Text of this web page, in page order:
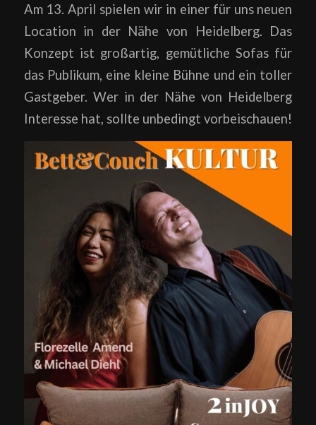
Am 13. April spielen wir in einer für uns neuen
Location in der Nähe von Heidelberg. Das
Konzept ist großartig, gemütliche Sofas für
das Publikum, eine kleine Bühne und ein toller
Gastgeber. Wer in der Nähe von Heidelberg
Interesse hat, sollte unbedingt vorbeischauen!